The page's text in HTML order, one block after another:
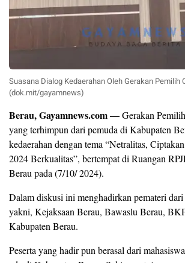
Suasana Dialog Kedaerahan Oleh Gerakan Pemilih
(dok.mit/gayamnews)
Berau, Gayamnews.com —Gerakan
yang terhimpun dari pemuda di Kabupaten
kedaerahan dengan tema “Netralitas,
2024 Berkualitas”, bertempat di Ruangan
Berau pada (7/10/ 2024).
Dalam diskusi ini menghadirkan pemateri dari
yakni, Kejaksaan Berau, Bawaslu Berau,
Kabupaten Berau.
Peserta yang hadir pun berasal dari